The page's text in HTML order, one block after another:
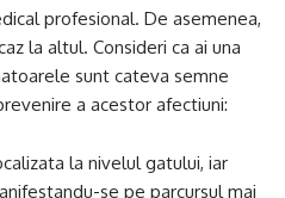
profesional. De asemenea,
la altul. Consideri ca ai una
sunt cateva semne
a acestor afectiuni:
la nivelul gatului, iar
se pe parcursul mai